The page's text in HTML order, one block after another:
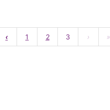
‹ 1 2 3 › »